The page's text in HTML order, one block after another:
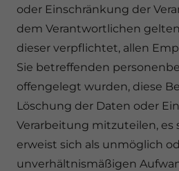
oder Einschränkung der
dem Verantwortlichen
dieser verpflichtet, allen
Sie betreffenden
offengelegt wurden, diese
Löschung der Daten oder
Verarbeitung mitzuteilen, es
erweist sich als unmöglich
unverhältnismäßigen